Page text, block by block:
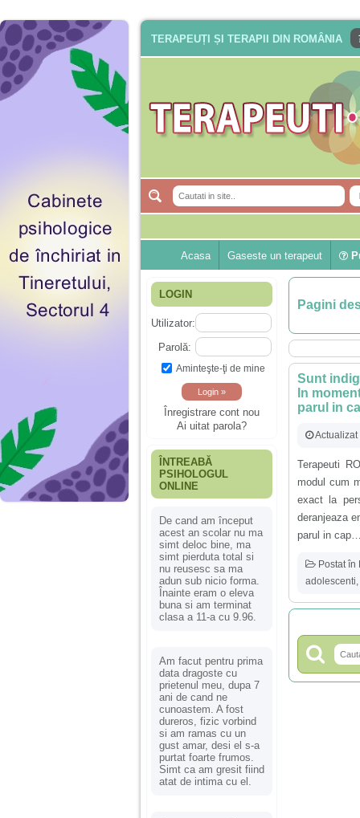
TERAPEUȚI ȘI TERAPII DIN ROMÂNIA
Acasa Gaseste un terapeut
LOGIN
Utilizator:
Parolă:
Aminteşte-ţi de mine
Înregistrare cont nou
Ai uitat parola?
ÎNTREABĂ
PSIHOLOGUL
ONLINE
De cand am început
acest an scolar nu ma
simt deloc bine, ma
simt pierduta total si
nu reusesc sa ma
adun sub nicio forma.
Înainte eram o eleva
buna si am terminat
clasa a 11-a cu 9.96.
Am facut pentru prima
data dragoste cu
prietenul meu, dupa 7
ani de cand ne
cunoastem. A fost
dureros, fizic vorbind
si am ramas cu un
gust amar, desi el s-a
purtat foarte frumos.
Simt ca am gresit fiind
atat de intima cu el.
Pagini
Sunt
In
parul in
Actualizat
Terapeuti
modul cum
exact la
deranjeaza
parul in
Postat în
adolescenti